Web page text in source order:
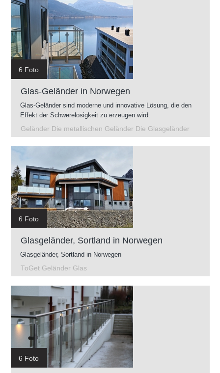
6 Foto
Glas-Geländer in Norwegen
Glas-Geländer sind moderne und innovative Lösung, die den
Effekt der Schwerelosigkeit zu erzeugen wird.
Geländer Die metallischen Geländer Die Glasgeländer
6 Foto
Glasgeländer, Sortland in Norwegen
Glasgeländer, Sortland in Norwegen
ToGet Geländer Glas
6 Foto